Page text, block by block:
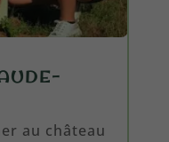
au château